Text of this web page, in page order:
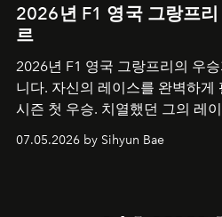
2026년 F1 영국 그랑프
르
2026년 F1 영국 그랑프리의 우
니다. 자신의 레이스를 완벽하게
시즌 첫 우승. 치열했던 그의 레
07.05.2026 by Sihyun Bae